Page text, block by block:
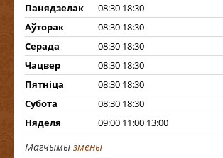
Панядзелак
08:30 18:30
Аўторак
08:30 18:30
Серада
08:30 18:30
Чацвер
08:30 18:30
Пятніца
08:30 18:30
Субота
08:30 18:30
Няделя
09:00 11:00 13:00
Магчымы змены